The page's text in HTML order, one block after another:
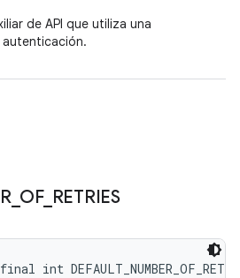
de API que utiliza una
autenticación.
_ OF_ RETRIES
int